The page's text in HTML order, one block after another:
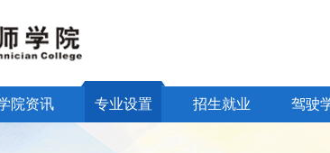
院资讯 专业设置 招生就业 驾驶